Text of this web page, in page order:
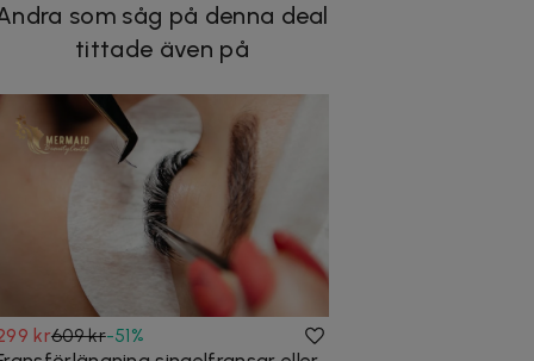
som såg på denna deal
tittade även på
kr609 kr-51%